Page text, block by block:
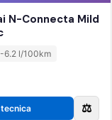
N-Connecta Mild
6.2 l/100km
⚖️